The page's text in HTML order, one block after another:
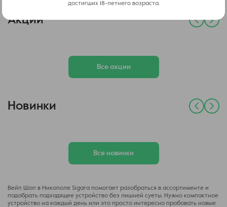
Акции
Все акции
Новинки
Все новинки
Вейп Шоп в Никополе Sigara помогает разобраться в ассортименте и
подобрать подходящее устройство без лишней суеты. Нужно компактное
устройство на каждый день или это просто интересно пробовать новые
достигших 18-летнего возраста.